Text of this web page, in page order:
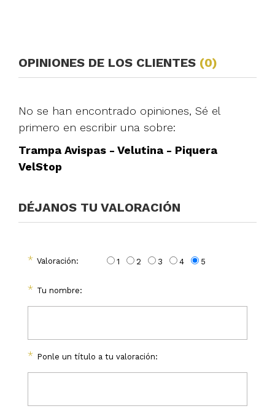
OPINIONES DE LOS CLIENTES (0)
No se han encontrado opiniones, Sé el
primero en escribir una sobre:
Trampa Avispas - Velutina - Piquera
VelStop
DÉJANOS TU VALORACIÓN
* Valoración: 1 2 3 4 5
* Tu nombre:
* Ponle un título a tu valoración: